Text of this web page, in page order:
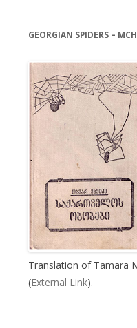
GEORGIAN SPIDERS –
Translation of Tamara
(External Link).